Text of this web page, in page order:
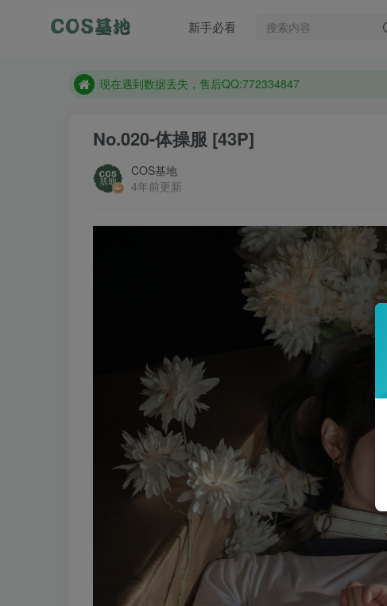
新手必看
售后QQ:772334847
现在遇到数据丢失，售后QQ:772334847
防失联：百度搜索《趣画刊》，实时查看最新站点。
No.020-体操服 [43P]
COS基地
4年前更新